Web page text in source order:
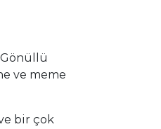
ve meme
bir çok